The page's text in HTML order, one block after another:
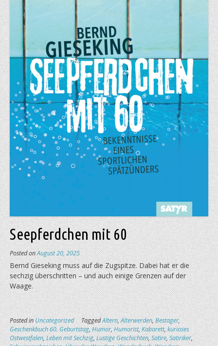
Seepferdchen mit 60
Posted onAugust 20, 2025
Bernd Gieseking muss auf die Zugspitze. Dabei hat er die
sechzig überschritten – und auch einige Grenzen auf der
Waage.
Posted inUncategorized TaggedAltern,Älterwerden,Bestager,
Geschenkbuch 60. Geburtstag,Humor,Humorist,Kabarett,kurioses
Ostwestfalen,Leben mit Sechzig,Lustige Geschichten,Satire,Satiriker,